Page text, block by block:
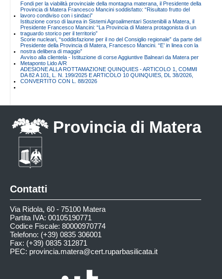
Fondi per la viabilità provinciale della montagna materana, il Presidente della
Provincia di Matera Francesco Mancini soddisfatto: “Risultato frutto del
lavoro condiviso con i sindaci”
Istituzione corso di laurea in Sistemi Agroalimentari Sostenibili a Matera, il
Presidente Francesco Mancini: “La Provincia di Matera protagonista di un
traguardo storico per il territorio”
Scorie nucleari, “soddisfazione per il no del Consiglio regionale” da parte del
Presidente della Provincia di Matera, Francesco Mancini. “E’ in linea con la
nostra delibera di maggio”
Avviso alla clientela - Istituzione di corse Aggiuntive Balneari da Matera per
Metaponto Lido A/R
ADESIONE ALLA ROTTAMAZIONE QUINQUIES - ARTICOLO 1, COMMI
DA 82 A 101, L. N. 199/2025 E ARTICOLO 10 QUINQUIES, DL 38/2026,
CONVERTITO CON L. 88/2026
Provincia di Matera
Contatti
Via Ridola, 60 - 75100 Matera
Partita IVA: 00105190771
Codice Fiscale: 80000970774
Telefono: (+39) 0835 306001
Fax: (+39) 0835 312871
PEC: provincia.matera@cert.ruparbasilicata.it